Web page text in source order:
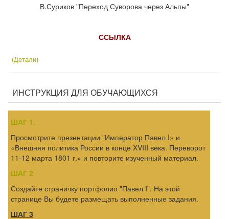
В.Суриков "Переход Суворова через Альпы"
ССЫЛКА
(Детали)
ИНСТРУКЦИЯ ДЛЯ ОБУЧАЮЩИХСЯ
ШАГ 1.
Просмотрите презентации "Император Павел I» и
«Внешняя политика России в конце XVIII века. Переворот
11-12 марта 1801 г.» и повторите изученный материал.
ШАГ 2
Создайте страничку портфолио "Павел I". На этой
странице Вы будете размещать выполненные задания.
ШАГ 3